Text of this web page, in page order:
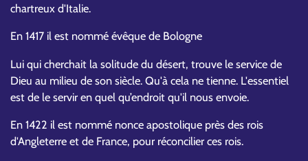
chartreux d'Italie.
En 1417 il est nommé évêque de Bologne
Lui qui cherchait la solitude du désert, trouve le service de
Dieu au milieu de son siècle. Qu'à cela ne tienne. L'essentiel
est de le servir en quel qu’endroit qu'il nous envoie.
En 1422 il est nommé nonce apostolique près des rois
d'Angleterre et de France, pour réconcilier ces rois.